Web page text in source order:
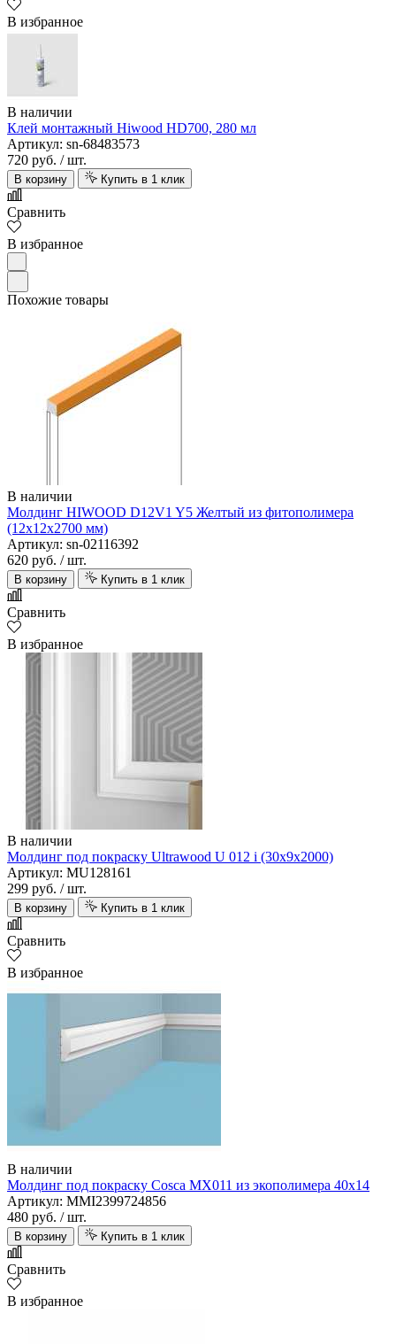
В избранное
В наличии
Клей монтажный Hiwood HD700, 280 мл
Артикул: sn-68483573
720 руб. / шт.
В корзину Купить в 1 клик
Сравнить
В избранное
Похожие товары
В наличии
Молдинг HIWOOD D12V1 Y5 Желтый из фитополимера
(12х12х2700 мм)
Артикул: sn-02116392
620 руб. / шт.
В корзину Купить в 1 клик
Сравнить
В избранное
В наличии
Молдинг под покраску Ultrawood U 012 i (30х9х2000)
Артикул: MU128161
299 руб. / шт.
В корзину Купить в 1 клик
Сравнить
В избранное
В наличии
Молдинг под покраску Cosca MX011 из экополимера 40х14
Артикул: MMI2399724856
480 руб. / шт.
В корзину Купить в 1 клик
Сравнить
В избранное